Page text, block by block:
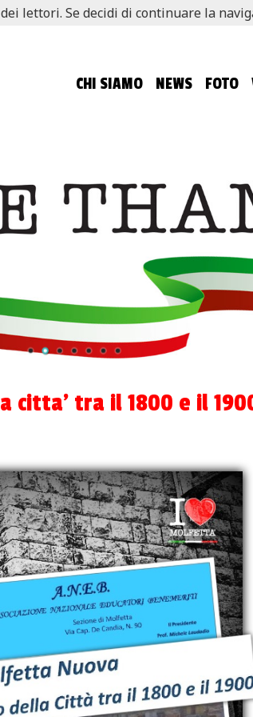
CHI SIAMO NEWS FOTO
citta’ tra il 1800 e il
lettori. Se decidi di continuare la